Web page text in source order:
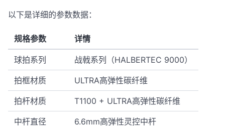
以下是详细的参数数据：
规格参数 详情
球拍系列 战戟系列（HALBERTEC 9000）
拍框材质 ULTRA高弹性碳纤维
拍杆材质 T1100 + ULTRA高弹性碳纤维
中杆直径 6.6mm高弹性灵控中杆